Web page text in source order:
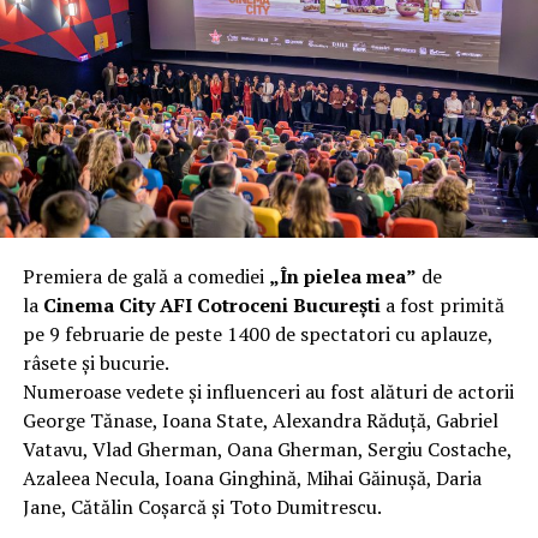
40 km/h. Nu s-a prăbușit, dar s-a deformat atât de tare
încât nu a mai putut fi pliat. Proprietarul l-a aruncat la
fier vechi a doua zi. Asta ca să fie clar de la început: nu
vorbim despre preferințe estetice, ci despre
funcționalitate reală.
Aluminiul, pe scurt: ușor,
rezistent la coroziune, dar cu
nuanțe
Aluminiul e materialul care apare primul în conversație
când cineva caută un pavilion ușor. Și pe bună dreptate.
Densitatea aluminiului e de aproximativ 2,7 g/cm³, față
de circa 7,8 g/cm³ pentru oțel. Practic, la un volum
identic, aluminiul cântărește cam o treime din greutatea
oțelului. Pentru oricine transportă, montează și
demontează frecvent o structură, diferența asta se
Premiera de gală a comediei „În pielea mea” de
la Cinema City AFI Cotroceni Bucureștia fost primită
pe 9 februarie de peste 1400 de spectatori cu aplauze,
râsete și bucurie.
Numeroase vedete și influenceri au fost alături de actorii
George Tănase, Ioana State, Alexandra Răduță, Gabriel
Vatavu, Vlad Gherman, Oana Gherman, Sergiu Costache,
Azaleea Necula, Ioana Ginghină, Mihai Găinușă, Daria
Jane, Cătălin Coșarcă și Toto Dumitrescu.